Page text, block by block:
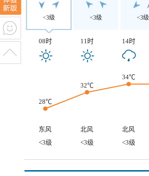
<3级 <3级 <3级
08时 11时 14时
28℃
32℃
34℃
东风 北风 北风
<3级
<3级 <3级